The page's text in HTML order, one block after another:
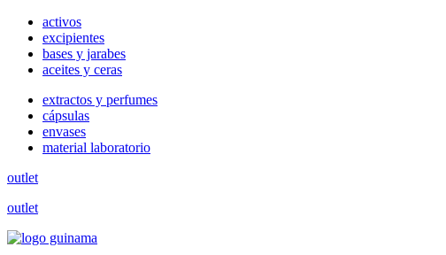
activos
excipientes
bases y jarabes
aceites y ceras
extractos y perfumes
cápsulas
envases
material laboratorio
outlet
outlet